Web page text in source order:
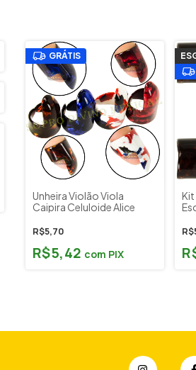
GRÁTIS
Unheira Violão Viola
Caipira Celuloide Alice
R$5,70
R$5,42 com PIX
Kit